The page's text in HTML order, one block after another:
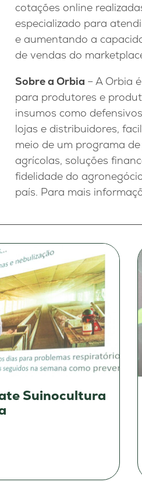
cotações online
especializado para
e aumentando a
de vendas do
Sobre a Orbia – A Orbia
para produtores e
insumos como
lojas e distribuidores,
meio de um programa
agrícolas, soluções
fidelidade do
país. Para mais
Suinocultura